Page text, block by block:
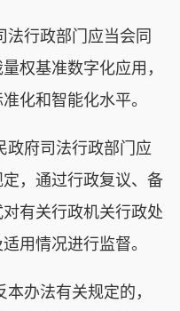
行政部门应当会同
权基准数字化应用，
化和智能化水平。
府司法行政部门应
，通过行政复议、备
有关行政机关行政处
用情况进行监督。
办法有关规定的，